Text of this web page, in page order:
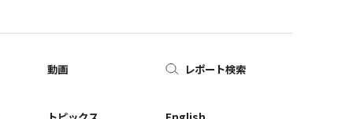
動画 レポート検索